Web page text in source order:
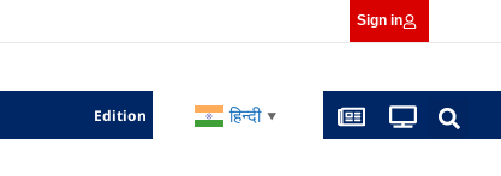
Sign in
Edition हिन्दी ▼